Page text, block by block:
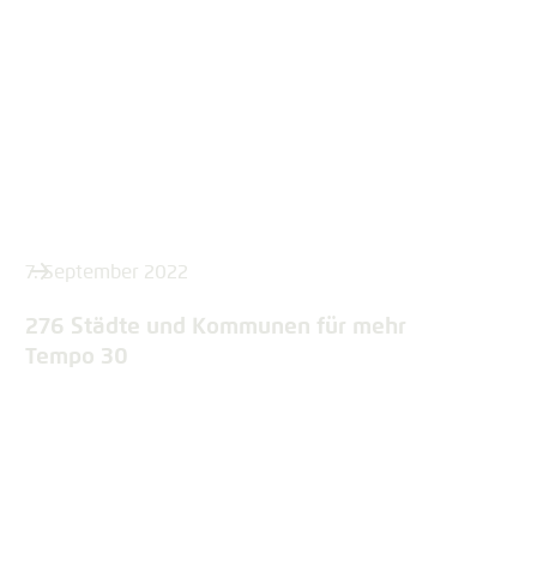
7. September 2022
276 Städte und Kommunen für mehr
Tempo 30